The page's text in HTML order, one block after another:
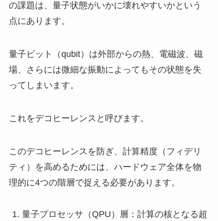
の課題は、量子状態がいかに壊れやすいかという
点にあります。
量子ビット（qubit）は外部からの熱、電磁波、磁
場、さらには微細な振動によってもその状態を失
ってしまいます。
これをデコヒーレンスと呼びます。
このデコヒーレンスを防ぎ、計算精度（フィデリ
ティ）を高めるためには、ハードウェア全体を物
理的に4つの階層で捉える必要があります。
量子プロセッサ（QPU）層：計算の核となる超